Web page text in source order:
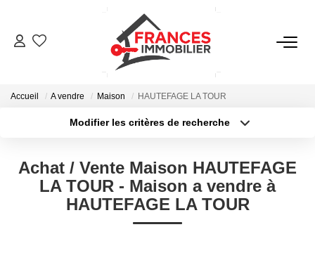
ESTIMATION
Accueil A vendre Maison HAUTEFAGE LA TOUR
Modifier les critères de recherche
Sélectionnez...
Type de bien
Achat / Vente Maison HAUTEFAGE
LA TOUR - Maison a vendre à
HAUTEFAGE LA TOUR